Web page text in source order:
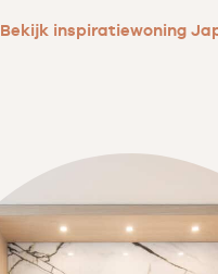
Bekijk inspiratiewoning